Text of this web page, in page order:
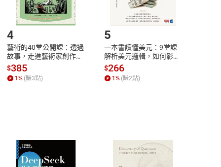
號，下載書籍後看書
4
藝術的40堂公開課：透過
故事，走進藝術家創作現
場，看藝術如何誕生、如
何形塑人類生活【電子
書】
$385
1% (賺3點)
5
一本書讀懂美元：9堂課
解析美元邏輯，如何影響
全球經濟和每個人的投資
【電子書】
$266
1% (賺2點)